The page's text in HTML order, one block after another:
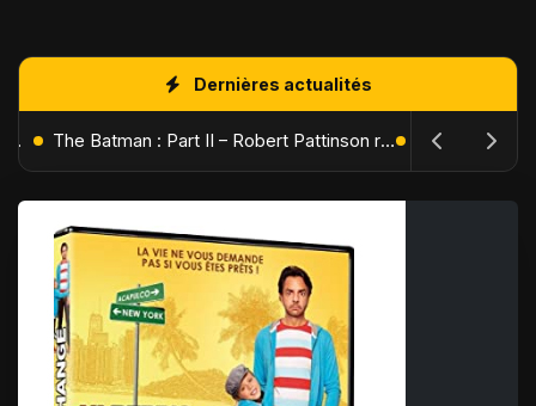
Dernières actualités
L'Âge de Glace : Le Réveil du Volcan – Manny, Sid et Diego de retour pour une aventure explosive The Batman : Part II – Robert Pattinson replonge dans les ténèbres de Gotham dès octobre 2027